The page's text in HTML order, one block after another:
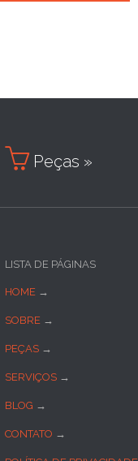
 Peças »
LISTA DE PÁGINAS
HOME →
SOBRE →
PEÇAS →
SERVIÇOS →
BLOG →
CONTATO →